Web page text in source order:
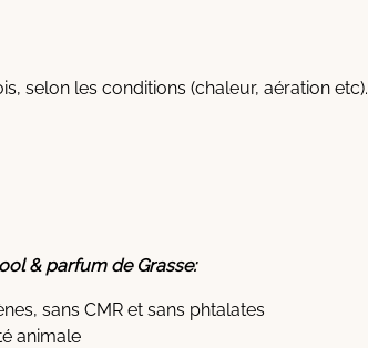
selon les conditions (chaleur, aération etc).
& parfum de Grasse:
sans CMR et sans phtalates
animale